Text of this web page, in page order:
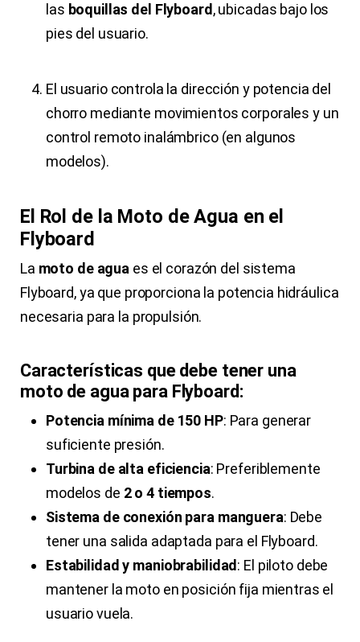
las boquillas del Flyboard , ubicadas bajo los
pies del usuario.
El usuario controla la dirección y potencia del
chorro mediante movimientos corporales y un
control remoto inalámbrico (en algunos
modelos).
El Rol de la Moto de Agua en el
Flyboard
La moto de agua es el corazón del sistema
Flyboard, ya que proporciona la potencia hidráulica
necesaria para la propulsión.
Características que debe tener una
moto de agua para Flyboard:
Potencia mínima de 150 HP: Para generar
suficiente presión.
Turbina de alta eficiencia: Preferiblemente
modelos de 2 o 4 tiempos.
Sistema de conexión para manguera: Debe
tener una salida adaptada para el Flyboard.
Estabilidad y maniobrabilidad : El piloto debe
mantener la moto en posición fija mientras el
usuario vuela.